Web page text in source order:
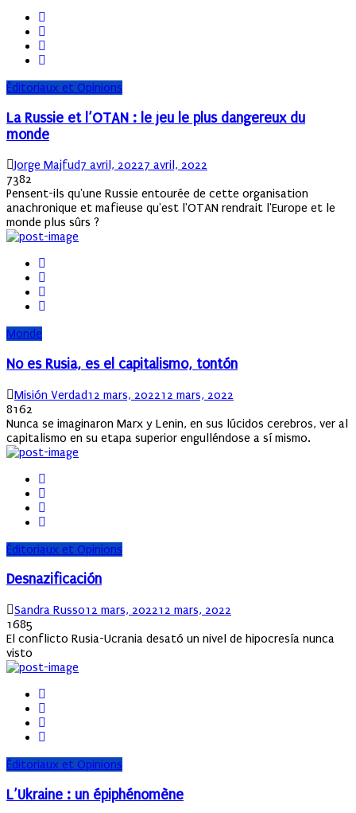
Éditoriaux et Opinions
La Russie et l’OTAN : le jeu le plus dangereux du
monde
Author
Jorge MajfudPosted
7 avril, 20227 avril, 2022
7382
Pensent-ils qu'une Russie entourée de cette organisation
anachronique et mafieuse qu'est l'OTAN rendrait l'Europe et le
monde plus sûrs ?
Monde
No es Rusia, es el capitalismo, tontón
Author
Misión VerdadPosted
12 mars, 202212 mars, 2022
8162
Nunca se imaginaron Marx y Lenin, en sus lúcidos cerebros, ver al
capitalismo en su etapa superior engulléndose a sí mismo.
Éditoriaux et Opinions
Desnazificación
Author
Sandra RussoPosted
12 mars, 202212 mars, 2022
1685
El conflicto Rusia-Ucrania desató un nivel de hipocresía nunca
visto
Éditoriaux et Opinions
L’Ukraine : un épiphénomène